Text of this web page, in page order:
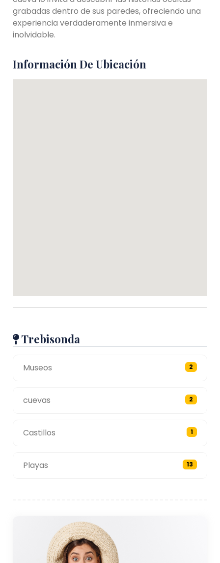
grabadas dentro de sus paredes, ofreciendo una
experiencia verdaderamente inmersiva e
inolvidable.
Información De Ubicación
Trebisonda
Museos 2
cuevas 2
Castillos 1
Playas 13